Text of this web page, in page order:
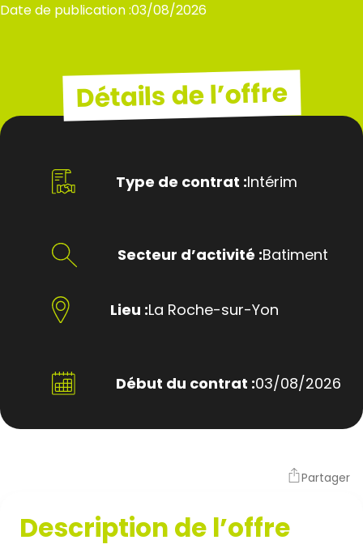
Date de publication :03/08/2026
Détails de l’offre
Type de contrat :Intérim
Secteur d’activité :Batiment
Lieu :La Roche-sur-Yon
Début du contrat :03/08/2026
Partager
Description de l’offre